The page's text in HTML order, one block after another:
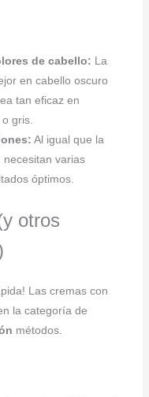
de cabello: La
en cabello oscuro
tan eficaz en
gris.
Al igual que la
necesitan varias
óptimos.
otros
Las cremas con
la categoría de
métodos.